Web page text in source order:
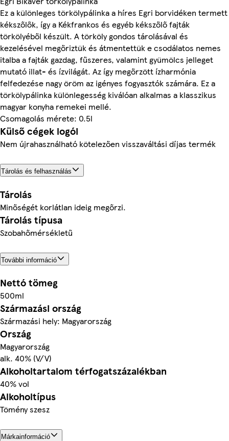
Ez a különleges törkölypálinka a híres Egri borvidéken termett
kékszőlők, így a Kékfrankos és egyéb kékszőlő fajták
törkölyéből készült. A törköly gondos tárolásával és
kezelésével megőriztük és átmentettük e csodálatos nemes
italba a fajták gazdag, fűszeres, valamint gyümölcs jelleget
mutató illat- és ízvilágát. Az így megőrzött ízharmónia
felfedezése nagy öröm az igényes fogyasztók számára. Ez a
törkölypálinka különlegesség kiválóan alkalmas a klasszikus
magyar konyha remekei mellé.
Csomagolás mérete: 0.5l
Külső cégek logói
Nem újrahasználható kötelezően visszaváltási díjas termék
Tárolás és felhasználás
Tárolás
Minőségét korlátlan ideig megőrzi.
Tárolás típusa
Szobahőmérsékletű
További információ
Nettó tömeg
500ml
Származási ország
Származási hely: Magyarország
Ország
Magyarország
alk. 40% (V/V)
Alkoholtartalom térfogatszázalékban
40% vol
Alkoholtípus
Tömény szesz
Márkainformáció